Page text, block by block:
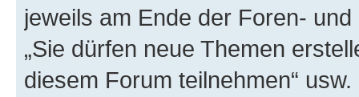
jeweils am Ende der Foren-
„Sie dürfen neue Themen
diesem Forum teilnehmen“ usw.